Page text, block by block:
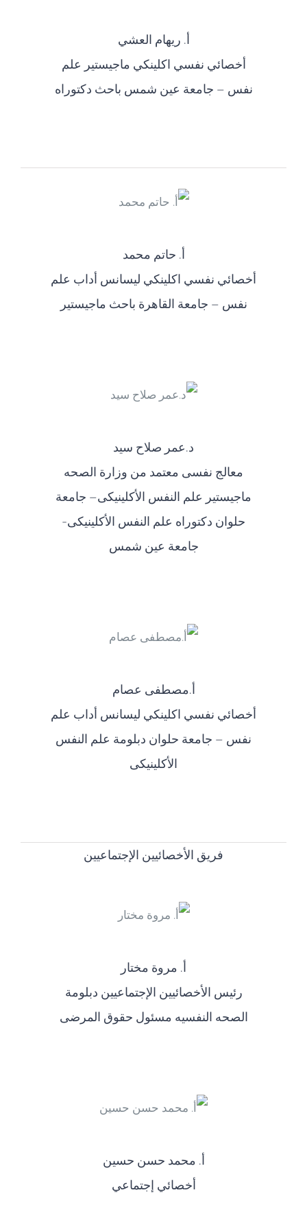
أ. ريهام العشي
أخصائي نفسي اكلينكي ماجيستير علم
نفس – جامعة عين شمس باحث دكتوراه
أ. حاتم محمد
أخصائي نفسي اكلينكي ليسانس أداب علم
نفس – جامعة القاهرة باحث ماجيستير
د.عمر صلاح سيد
معالج نفسى معتمد من وزارة الصحه
ماجيستير علم النفس الأكلينيكى– جامعة
حلوان دكتوراه علم النفس الأكلينيكى-
جامعة عين شمس
أ.مصطفى عصام
أخصائي نفسي اكلينكي ليسانس أداب علم
نفس – جامعة حلوان دبلومة علم النفس
الأكلينيكى
فريق الأخصائيين الإجتماعيين
أ‌. مروة مختار
رئيس الأخصائيين الإجتماعيين دبلومة
الصحه النفسيه مسئول حقوق المرضى
أ‌. محمد حسن حسين
أخصائي إجتماعي